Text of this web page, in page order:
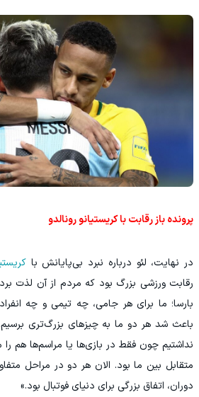
پرونده باز رقابت با کریستیانو رونالدو
در نهایت، لئو درباره نبرد بی‌پایانش با
رقابت ورزشی بزرگ بود که مردم از آن لذت
بارسا؛ ما برای هر جامی، چه تیمی و چه
باعث شد هر دو ما به چیزهای بزرگ‌تری
نداشتیم چون فقط در بازی‌ها یا مراسم‌ها هم را
متقابل بین ما بود. الان هر دو در مراحل
دوران، اتفاق بزرگی برای دنیای فوتبال بود.»